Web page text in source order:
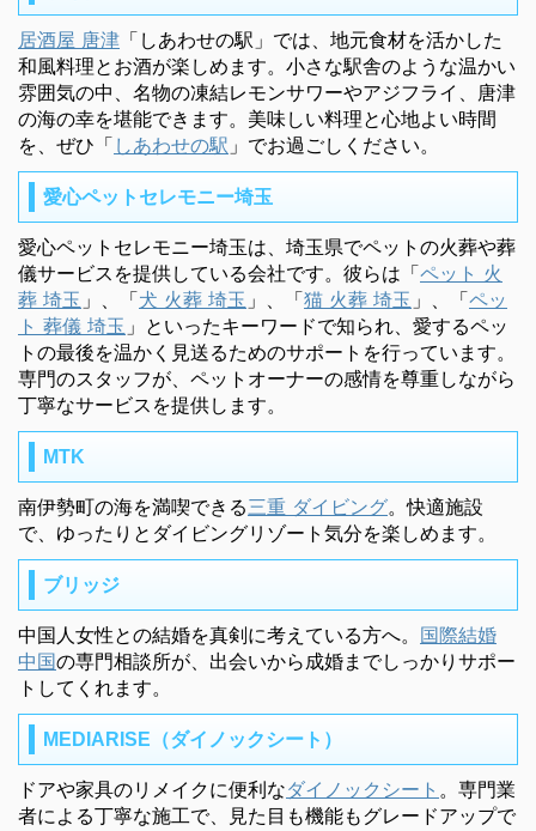
居酒屋 唐津 「しあわせの駅」では、地元食材を活かした
和風料理とお酒が楽しめます。小さな駅舎のような温かい
雰囲気の中、名物の凍結レモンサワーやアジフライ、唐津
の海の幸を堪能できます。美味しい料理と心地よい時間
を、ぜひ「 しあわせの駅 」でお過ごしください。
愛心ペットセレモニー埼玉
愛心ペットセレモニー埼玉は、埼玉県でペットの火葬や葬
儀サービスを提供している会社です。彼らは「ペット 火
葬 埼玉 」、「犬 火葬 埼玉 」、「猫 火葬 埼玉 」、「ペッ
ト 葬儀 埼玉 」といったキーワードで知られ、愛するペッ
トの最後を温かく見送るためのサポートを行っています。
専門のスタッフが、ペットオーナーの感情を尊重しながら
丁寧なサービスを提供します。
MTK
南伊勢町の海を満喫できる三重 ダイビング。快適施設
で、ゆったりとダイビングリゾート気分を楽しめます。
ブリッジ
中国人女性との結婚を真剣に考えている方へ。 国際結婚
中国の専門相談所が、出会いから成婚までしっかりサポー
トしてくれます。
MEDIARISE（ダイノックシート）
ドアや家具のリメイクに便利なダイノックシート 。専門業
者による丁寧な施工で、見た目も機能もグレードアップで